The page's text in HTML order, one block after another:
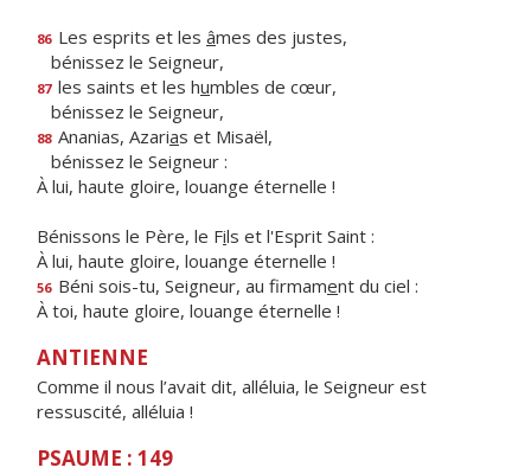
86 Les esprits et les âmes des justes,
bénissez le Seigneur,
87 les saints et les humbles de cœur,
bénissez le Seigneur,
88 Ananias, Azarias et Misaël,
bénissez le Seigneur :
À lui, haute gloire, louange éternelle !
Bénissons le Père, le Fils et l'Esprit Saint :
À lui, haute gloire, louange éternelle !
56 Béni sois-tu, Seigneur, au firmament du ciel :
À toi, haute gloire, louange éternelle !
ANTIENNE
Comme il nous l’avait dit, alléluia, le Seigneur est
ressuscité, alléluia !
PSAUME : 149